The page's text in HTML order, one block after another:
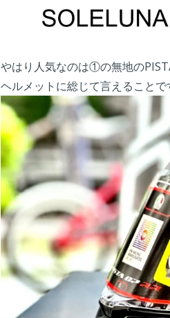
やはり人気なのは①の無地の
ヘルメットに総じて言えることで